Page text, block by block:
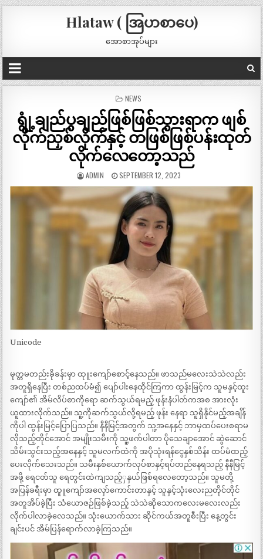
Hlataw ( အြပာစာပေ)
အောစာအုပ်များ
POSTED
IN
NEWS
ရွုံ့ချည်ပွချည်ဖြစ်ဖြစ်သွားရာက ဖျစ်
လိုက်ညှစ်လိုက်နှင့် တဖြစ်ဖြစ်ပန်းထုတ်
လိုက်လေတော့သည်
ADMIN SEPTEMBER 12, 2023
Unicode
မုတ္တမတည်းခိုခန်းမှာ ထုူးကျော်စောင့်နေသည်။ ဖာသည်မလေးသဲသဲလည်း
အတူရှိနေပြီး တစ်ညထပ်မံ၍ ပျော်ပါးနေထိုင်ကြကာ ထွန်းမြင့်က သူမနှင့်ထူး
ကျော်၏ အိမ်လိပ်စာကိုရော ဆက်သွယ်ရမည့် ဖုန်းနံပါတ်ကအစ အားလုံး
ယူထားလိုက်သည်။ သူ့ကိုဆက်သွယ်လို့ရမည့် ဖုန်း နေရာ သူရှိနိုင်မည့်အချိန်
ကိုပါ ထွန်းမြင့်ပြောပြသည်။ နီနီမြင့်အတွက် သူ့အနေနှင့် ဘာမှထပ်ပေးစရာမ
လိုသည့်တိုင်အောင် အမျိုးသမီးကို သူ့ဖက်ပါတာ ပိုသေချာအောင် ဆွဲဆောင်
သိမ်းသွင်းသည့်အနေနှင့် သူမလက်ထဲကို အပိုသုံးရန်ငွေနှစ်သိန်း ထပ်မံထည့်
ပေးလိုက်သေးသည်။ သမီးနှစ်ယောက်လုပ်စာနှင့်ရပ်တည်နေရသည့် နီနီမြင့်
အဖို့ ရေငတ်သူ ရေတွင်းထဲကျသည့်ှနှယ်ဖြစ်ရလေတော့သည်။ သူမတို့
အပြန်ခရီးမှာ ထူူကျော်အလှော်ကောင်းတာနှင့် သူနှင့်သုံးလေးညတိုင်တိုင်
အတူအိပ်ခဲ့ပြီး သံယောဇဉ်ဖြစ်ခဲ့သည့် သဲသဲဆိုသောကလေးမလေးလည်း
လိုက်ပါလာခဲ့လေသည်။ သုံးယောက်သား ဆိုင်ကယ်အတူစီးပြီး နေ့တွင်း
ချင်းပင် အိမ်ပြန်ရောက်လာခဲ့ကြသည်။